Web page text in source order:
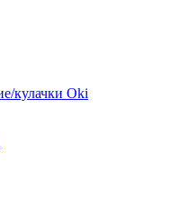
кулачки Oki